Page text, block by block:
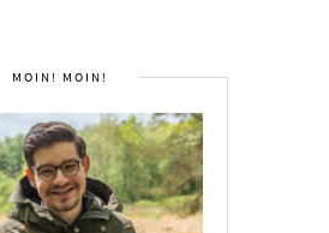
MOIN! MOIN!